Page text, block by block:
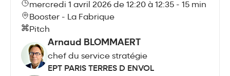
mercredi 1 avril 2026 de 12:20 à 12:35 - 15 min
Booster - La Fabrique
Pitch
Arnaud BLOMMAERT
chef du service stratégie
EPT PARIS TERRES D ENVOL